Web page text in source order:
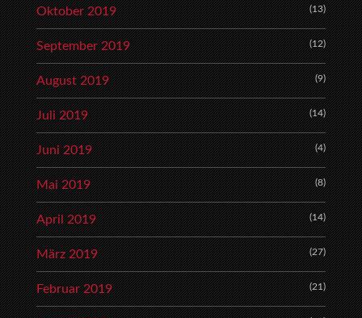
Oktober 2019 (13)
September 2019 (12)
August 2019 (9)
Juli 2019 (14)
Juni 2019 (4)
Mai 2019 (8)
April 2019 (14)
März 2019 (27)
Februar 2019 (21)